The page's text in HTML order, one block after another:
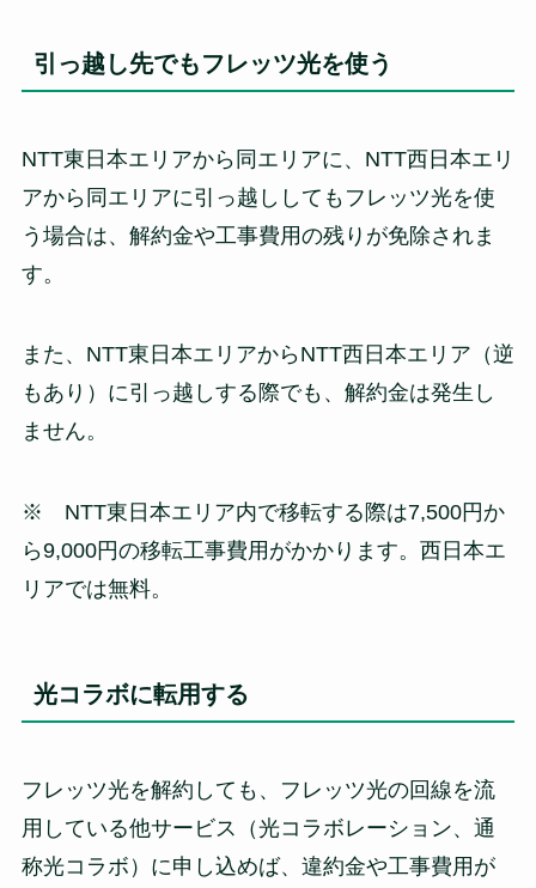
引っ越し先でもフレッツ光を使う
NTT東日本エリアから同エリアに、NTT西日本エリ
アから同エリアに引っ越ししてもフレッツ光を使
う場合は、解約金や工事費用の残りが免除されま
す。
また、NTT東日本エリアからNTT西日本エリア（逆
もあり）に引っ越しする際でも、解約金は発生し
ません。
※ NTT東日本エリア内で移転する際は7,500円か
ら9,000円の移転工事費用がかかります。西日本エ
リアでは無料。
光コラボに転用する
フレッツ光を解約しても、フレッツ光の回線を流
用している他サービス（光コラボレーション、通
称光コラボ）に申し込めば、違約金や工事費用が